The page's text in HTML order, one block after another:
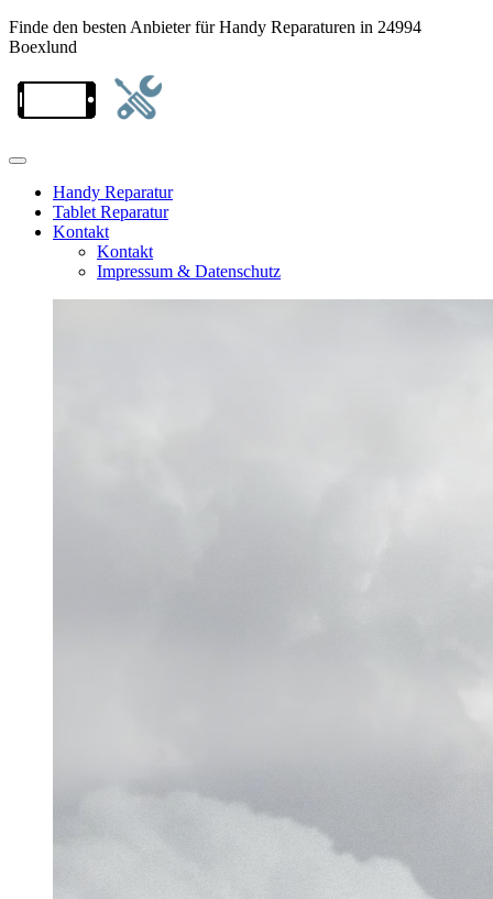
Finde den besten Anbieter für Handy Reparaturen in 24994
Boexlund
Handy Reparatur
Tablet Reparatur
Kontakt
Kontakt
Impressum & Datenschutz